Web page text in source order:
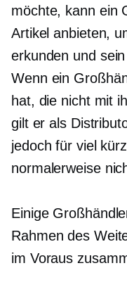
möchte, kann ein
Artikel anbieten,
erkunden und
Wenn ein
hat, die nicht mit
gilt er als
jedoch für viel
normalerweise
Einige
Rahmen des
im Voraus